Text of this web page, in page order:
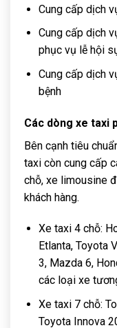
Cung cấp dịch
Cung cấp dịch
phục vụ lễ hội
Cung cấp dịch
bệnh
Các dòng xe taxi
Bên cạnh tiêu
taxi còn cung cấp
chỗ, xe limousine
khách hàng.
Xe taxi 4 chỗ:
Etlanta, Toyota
3, Mazda 6,
các loại xe
Xe taxi 7 chỗ:
Toyota Innova